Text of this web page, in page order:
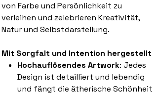
von Farbe und Persönlichkeit zu
verleihen und zelebrieren Kreativität,
Natur und Selbstdarstellung.
Mit Sorgfalt und Intention hergestellt
Hochauflösendes Artwork: Jedes
Design ist detailliert und lebendig
und fängt die ätherische Schönheit